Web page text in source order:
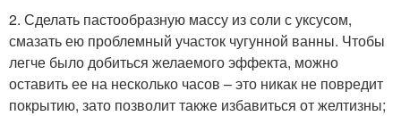
2. Сделать пастообразную массу из соли с уксусом,
смазать ею проблемный участок чугунной ванны. Чтобы
легче было добиться желаемого эффекта, можно
оставить ее на несколько часов – это никак не повредит
покрытию, зато позволит также избавиться от желтизны;